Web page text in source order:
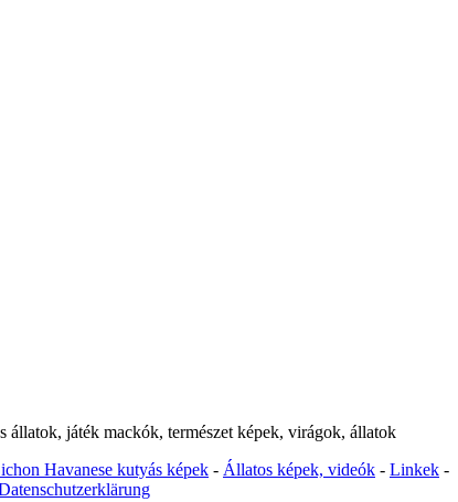
játék mackók, természet képek, virágok, állatok
Havanese kutyás képek - Állatos képek, videók - Linkek -